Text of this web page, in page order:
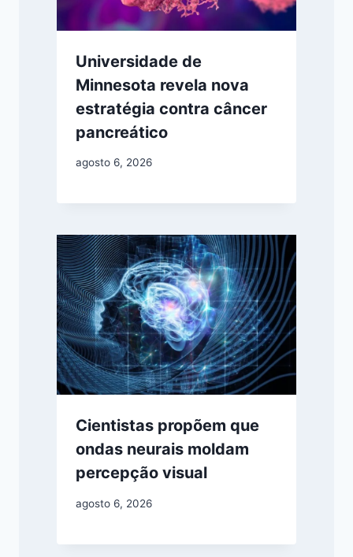
Universidade de
Minnesota revela nova
estratégia contra câncer
pancreático
agosto 6, 2026
Cientistas propõem que
ondas neurais moldam
percepção visual
agosto 6, 2026